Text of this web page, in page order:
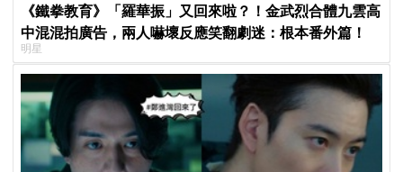
《鐵拳教育》「羅華振」又回來啦？！金武烈合體九雲高
中混混拍廣告，兩人嚇壞反應笑翻劇迷：根本番外篇！
明星